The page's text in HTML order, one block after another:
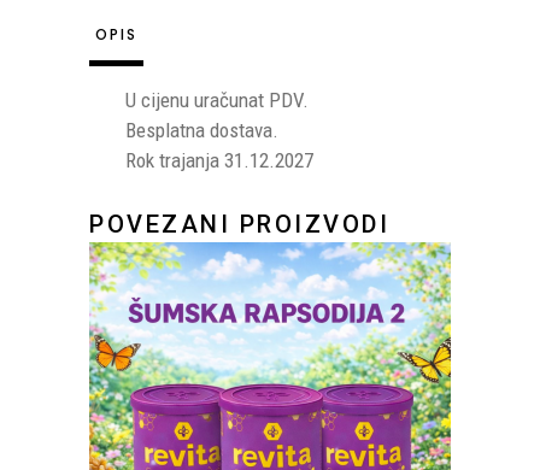
OPIS
U cijenu uračunat PDV.
Besplatna dostava.
Rok trajanja 31.12.2027
POVEZANI PROIZVODI